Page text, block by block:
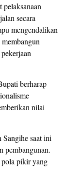
pelaksanaan
secara
mengendalikan
berharap
nilai
saat ini
pembangunan.
pikir yang